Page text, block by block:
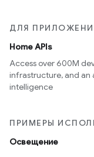
ДЛЯ
Home APIs
Access over 600M
infrastructure, and an
intelligence
ПРИМЕРЫ
Освещение